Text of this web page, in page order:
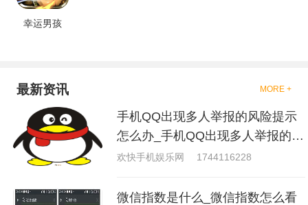
幸运男孩
最新资讯 MORE +
手机QQ出现多人举报的风险提示
怎么办_手机QQ出现多人举报的风
险原因分析
欢快手机娱乐网 1744116228
微信指数是什么_微信指数怎么看